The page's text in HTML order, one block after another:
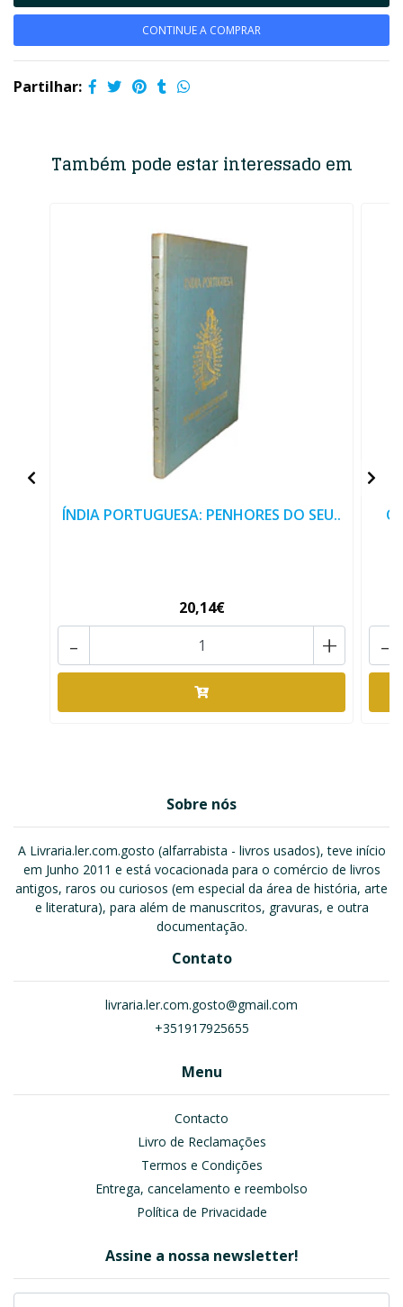
CONTINUE A COMPRAR
Partilhar:
Também pode estar interessado em
ÍNDIA PORTUGUESA: PENHORES DO SEU..
20,14€
+
-
O
-
Sobre nós
A Livraria.ler.com.gosto (alfarrabista - livros usados), teve início
em Junho 2011 e está vocacionada para o comércio de livros
antigos, raros ou curiosos (em especial da área de história, arte
e literatura), para além de manuscritos, gravuras, e outra
documentação.
Contato
livraria.ler.com.gosto@gmail.com
+351917925655
Menu
Contacto
Livro de Reclamações
Termos e Condições
Entrega, cancelamento e reembolso
Política de Privacidade
Assine a nossa newsletter!